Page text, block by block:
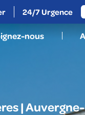
24/7 Urgence
nous
|